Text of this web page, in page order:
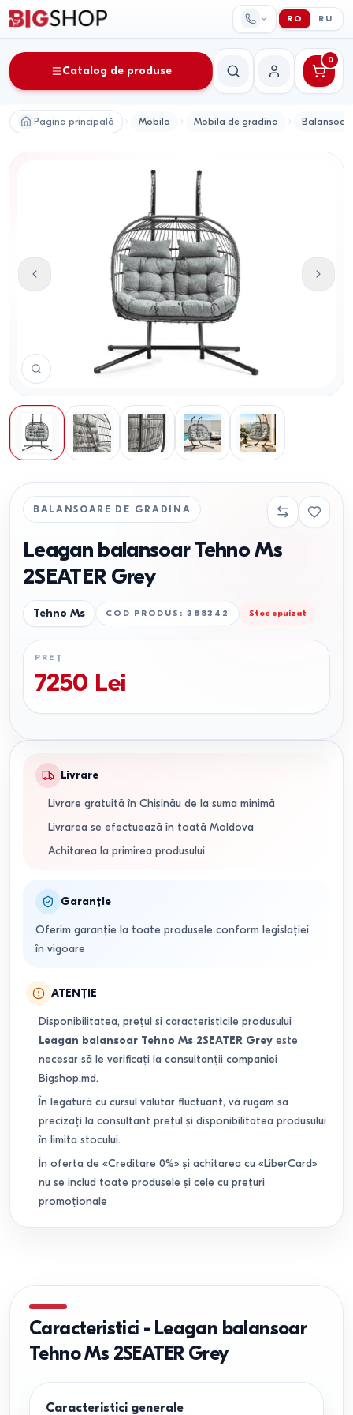
RO RU
Catalog de produse
CăutareContul meu
0
Pagina principală Mobila Mobila de gradina
BALANSOARE DE GRADINA
Leagan balansoar Tehno Ms
2SEATER Grey
Tehno Ms COD PRODUS :388342 Stoc epuizat
PREȚ
7250 Lei
Livrare
Livrare gratuită în Chișinău de la suma minimă
Livrarea se efectuează în toată Moldova
Achitarea la primirea produsului
Garanție
Oferim garanție la toate produsele conform legislației
în vigoare
ATENȚIE
Disponibilitatea, prețul si caracteristicile produsului
Leagan balansoar Tehno Ms 2SEATER Grey este
necesar să le verificați la consultanții companiei
Bigshop.md.
În legătură cu cursul valutar fluctuant, vă rugăm sa
precizați la consultant prețul și disponibilitatea produsului
în limita stocului.
În oferta de «Creditare 0%» și achitarea cu «LiberCard»
nu se includ toate produsele și cele cu prețuri
promoționale
Caracteristici - Leagan balansoar
Tehno Ms 2SEATER Grey
Caracteristici generale